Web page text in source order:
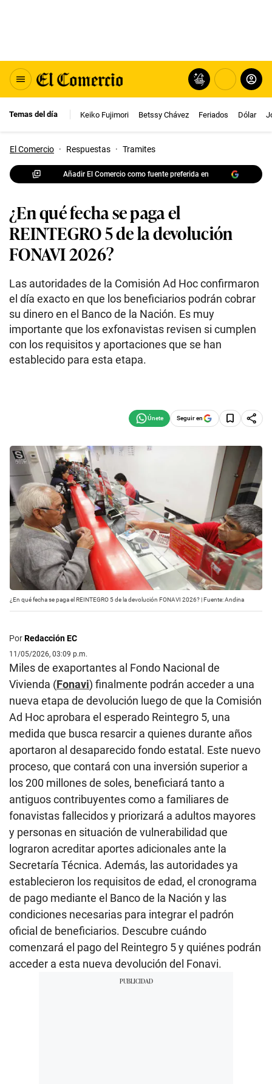
Temas del día Keiko Fujimori Betssy Chávez Feriados Dólar
El Comercio · Respuestas · Tramites
Añadir El Comercio como fuente preferida en
¿En qué fecha se paga el
REINTEGRO 5 de la devolución
FONAVI 2026?
Las autoridades de la Comisión Ad Hoc confirmaron
el día exacto en que los beneficiarios podrán cobrar
su dinero en el Banco de la Nación. Es muy
importante que los exfonavistas revisen si cumplen
con los requisitos y aportaciones que se han
establecido para esta etapa.
Seguir en
¿En qué fecha se paga el REINTEGRO 5 de la devolución FONAVI 2026? | Fuente: Andina
PorRedacción EC
11/05/2026, 03:09 p.m.
Miles de exaportantes al Fondo Nacional de
Vivienda (Fonavi) finalmente podrán acceder a una
nueva etapa de devolución luego de que la Comisión
Ad Hoc aprobara el esperado Reintegro 5, una
medida que busca resarcir a quienes durante años
aportaron al desaparecido fondo estatal. Este nuevo
proceso, que contará con una inversión superior a
los 200 millones de soles, beneficiará tanto a
antiguos contribuyentes como a familiares de
fonavistas fallecidos y priorizará a adultos mayores
y personas en situación de vulnerabilidad que
lograron acreditar aportes adicionales ante la
Secretaría Técnica. Además, las autoridades ya
establecieron los requisitos de edad, el cronograma
de pago mediante el Banco de la Nación y las
condiciones necesarias para integrar el padrón
oficial de beneficiarios. Descubre cuándo
comenzará el pago del Reintegro 5 y quiénes podrán
acceder a esta nueva devolución del Fonavi.